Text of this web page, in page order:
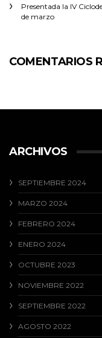
Presentada la IV
de marzo
COMENTARIOS
ARCHIVOS
SEPTIEMBRE 2024
MARZO 2024
FEBRERO 2024
ENERO 2024
OCTUBRE 2023
NOVIEMBRE 2022
SEPTIEMBRE 2022
AGOSTO 2022